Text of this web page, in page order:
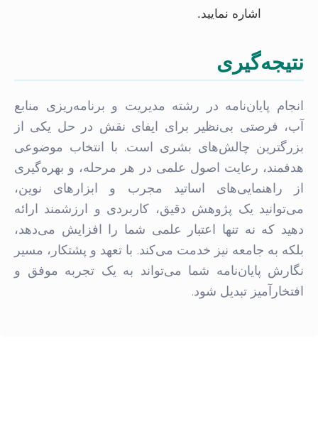
اشاره نمایید.
نتیجه‌گیری
انجام پایان‌نامه در رشته مدیریت و برنامه‌ریزی منابع
آب، فرصتی بی‌نظیر برای ایفای نقش در حل یکی از
بزرگترین چالش‌های بشری است. با انتخاب موضوعی
هدفمند، رعایت اصول علمی در هر مرحله، و بهره‌گیری
از راهنمایی‌های اساتید مجرب و ابزارهای نوین،
می‌توانید یک پژوهش دقیق، کاربردی و ارزشمند ارائه
دهید که نه تنها اعتبار علمی شما را افزایش می‌دهد،
بلکه به جامعه نیز خدمت می‌کند. با تعهد و پشتکار، مسیر
نگارش پایان‌نامه شما می‌تواند به یک تجربه موفق و
افتخارآمیز تبدیل شود.